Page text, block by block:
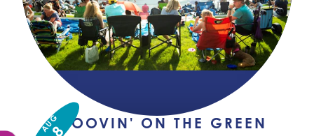
AUG
8
GROOVIN' ON THE GREEN